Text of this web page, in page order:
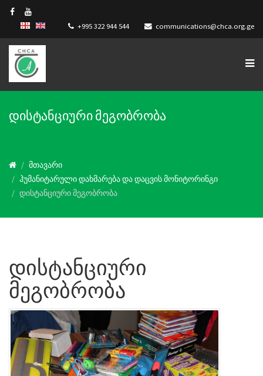
+995 322 944 544 communications@chca.org.ge
დისტანციური მეგობრობა
მთავარი
ჰუმანიტარული დახმარება და დაცვის მონიტორინგი
დისტანციური მეგობრობა
დისტანციური
მეგობრობა